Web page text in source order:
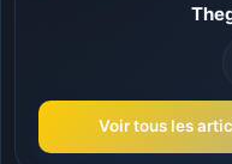
Voir tous les